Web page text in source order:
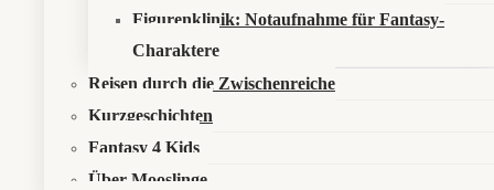
Figurenklinik: Notaufnahme für Fantasy-
Charaktere
Reisen durch die Zwischenreiche
Kurzgeschichten
Fantasy 4 Kids
Über Mooslinge